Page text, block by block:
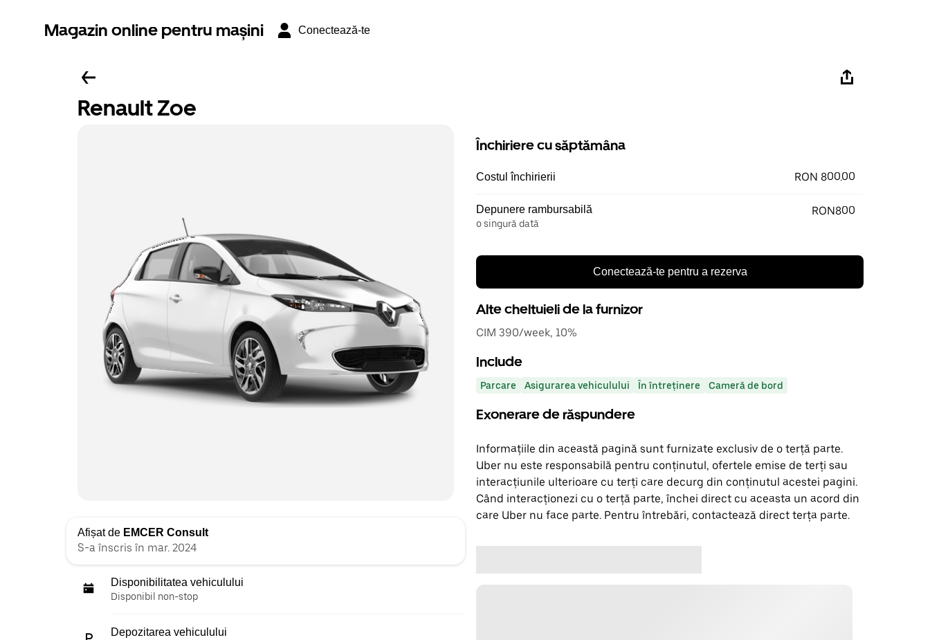
Magazin online pentru mașini Conectează-te
Renault Zoe
Afișat de EMCER Consult
S-a înscris în mar. 2024
Disponibilitatea vehiculului
Disponibil non-stop
Depozitarea vehiculului
Închiriere cu săptămâna
Costul închirierii RON 800.00
Depunere rambursabilă
o singură dată
RON800
Conectează-te pentru a rezerva
Alte cheltuieli de la furnizor
CIM 390/week, 10%
Include
Parcare Asigurarea vehiculului În întreținere Cameră de bord
Exonerare de răspundere
Informațiile din această pagină sunt furnizate exclusiv de o terță parte.
Uber nu este responsabilă pentru conținutul, ofertele emise de terți sau
interacțiunile ulterioare cu terți care decurg din conținutul acestei pagini.
Când interacționezi cu o terță parte, închei direct cu aceasta un acord din
care Uber nu face parte. Pentru întrebări, contactează direct terța parte.